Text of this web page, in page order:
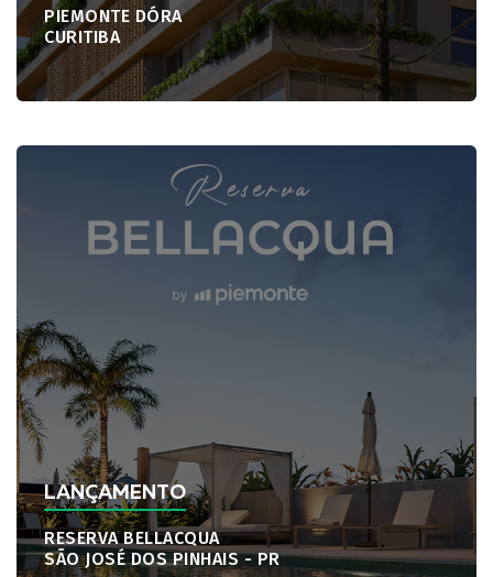
PIEMONTE DÓRA
CURITIBA
LANÇAMENTO
RESERVA BELLACQUA
SÃO JOSÉ DOS PINHAIS - PR